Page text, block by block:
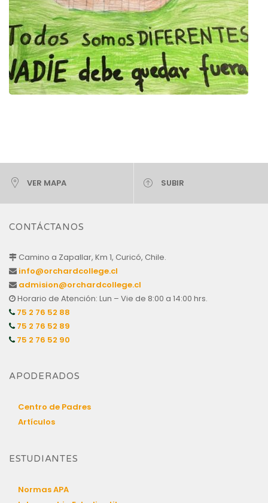
VER MAPA SUBIR
CONTÁCTANOS
Camino a Zapallar, Km 1, Curicó, Chile.
info@orchardcollege.cl
admision@orchardcollege.cl
Horario de Atención: Lun – Vie de 8:00 a 14:00 hrs.
75 2 76 52 88
75 2 76 52 89
75 2 76 52 90
APODERADOS
Centro de Padres
Artículos
ESTUDIANTES
Normas APA